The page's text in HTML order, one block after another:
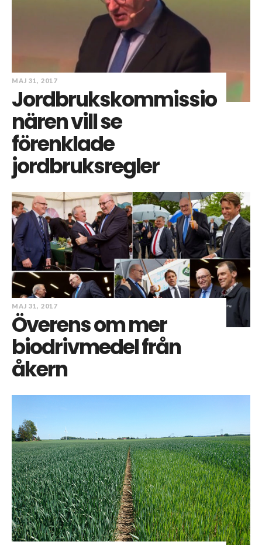
MAJ 31, 2017
Jordbrukskommissio
nären vill se
förenklade
jordbruksregler
MAJ 31, 2017
Överens om mer
biodrivmedel från
åkern